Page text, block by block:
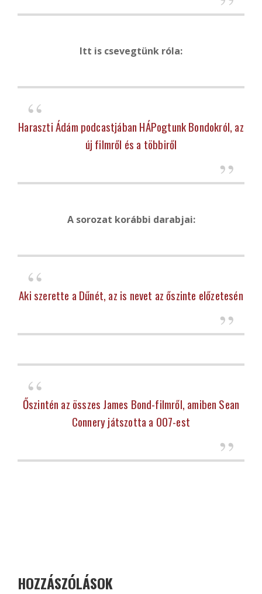
Itt is csevegtünk róla:
Haraszti Ádám podcastjában HÁPogtunk Bondokról, az
új filmről és a többiről
A sorozat korábbi darabjai:
Aki szerette a Dűnét, az is nevet az őszinte előzetesén
Őszintén az összes James Bond-filmről, amiben Sean
Connery játszotta a 007-est
HOZZÁSZÓLÁSOK